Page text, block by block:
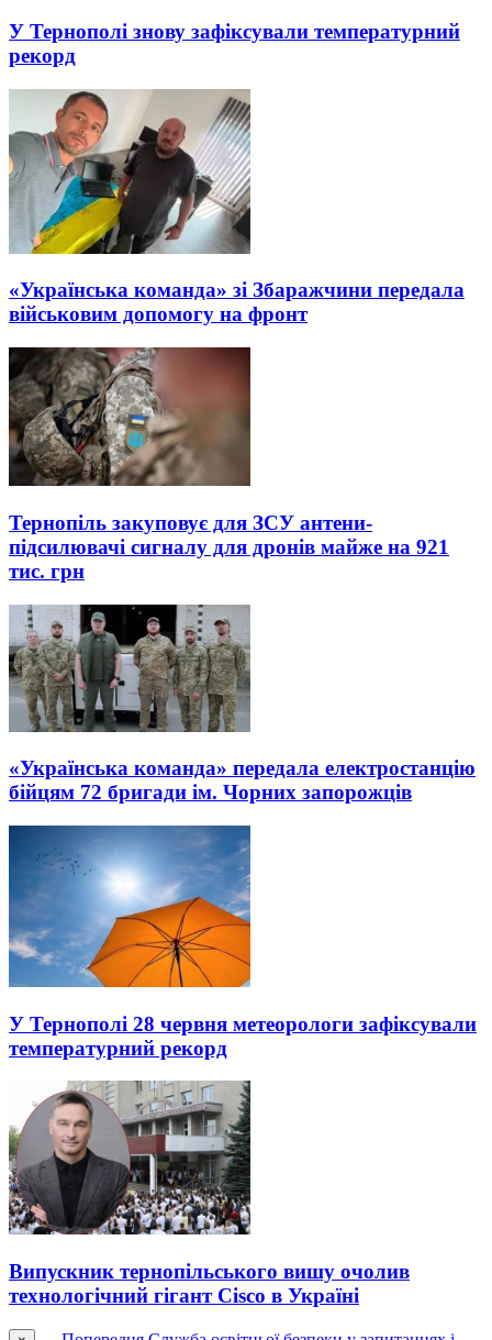
У Тернополі знову зафіксували температурний
рекорд
«Українська команда» зі Збаражчини передала
військовим допомогу на фронт
Тернопіль закуповує для ЗСУ антени-
підсилювачі сигналу для дронів майже на 921
тис. грн
«Українська команда» передала електростанцію
бійцям 72 бригади ім. Чорних запорожців
У Тернополі 28 червня метеорологи зафіксували
температурний рекорд
Випускник тернопільського вишу очолив
технологічний гігант Cisco в Україні